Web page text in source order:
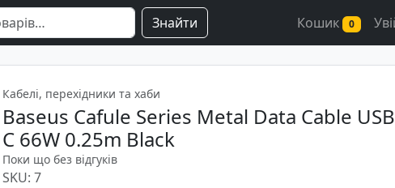
Знайти Кошик 0
Кабелі, перехідники та хаби
Baseus Cafule Series Metal Data Cable
C 66W 0.25m Black
Поки що без відгуків
SKU: 7